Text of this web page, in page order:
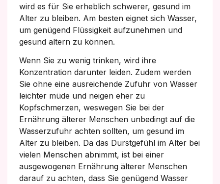
wird es für Sie erheblich schwerer, gesund im
Alter zu bleiben. Am besten eignet sich Wasser,
um genügend Flüssigkeit aufzunehmen und
gesund altern zu können.
Wenn Sie zu wenig trinken, wird ihre
Konzentration darunter leiden. Zudem werden
Sie ohne eine ausreichende Zufuhr von Wasser
leichter müde und neigen eher zu
Kopfschmerzen, weswegen Sie bei der
Ernährung älterer Menschen unbedingt auf die
Wasserzufuhr achten sollten, um gesund im
Alter zu bleiben. Da das Durstgefühl im Alter bei
vielen Menschen abnimmt, ist bei einer
ausgewogenen Ernährung älterer Menschen
darauf zu achten, dass Sie genügend Wasser